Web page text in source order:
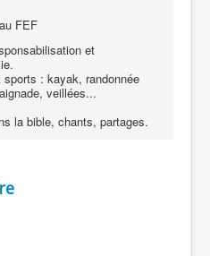
FEF
et
: kayak, randonnée
veillées...
la bible, chants, partages.